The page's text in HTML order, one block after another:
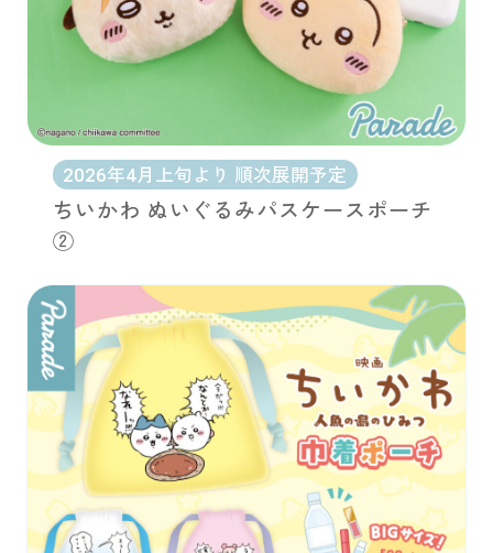
2026年4月上旬より 順次展開予定
ちいかわ ぬいぐるみパスケースポーチ
②